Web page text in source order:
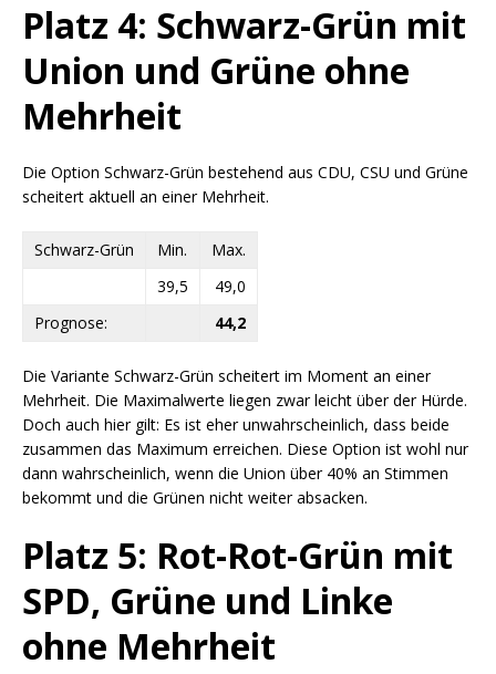
Platz 4: Schwarz-Grün mit
Union und Grüne ohne
Mehrheit
Die Option Schwarz-Grün bestehend aus CDU, CSU und Grüne
scheitert aktuell an einer Mehrheit.
Schwarz-Grün Min.
Max.
39,5
49,0
Prognose:
44,2
Die Variante Schwarz-Grün scheitert im Moment an einer
Mehrheit. Die Maximalwerte liegen zwar leicht über der Hürde.
Doch auch hier gilt: Es ist eher unwahrscheinlich, dass beide
zusammen das Maximum erreichen. Diese Option ist wohl nur
dann wahrscheinlich, wenn die Union über 40% an Stimmen
bekommt und die Grünen nicht weiter absacken.
Platz 5: Rot-Rot-Grün mit
SPD, Grüne und Linke
ohne Mehrheit